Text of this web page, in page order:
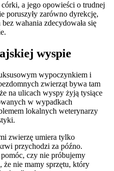
a jego opowieści o trudnej
poruszyły zarówno dyrekcję,
wahania zdecydowała się
wyspie
wypoczynkiem i
zwierząt bywa tam
na ulicach wyspy żyją tysiące
w wypadkach
lokalnych weterynarzy
zwierzę umiera tylko
przychodzi za późno.
czy nie próbujemy
nie mamy sprzętu, który